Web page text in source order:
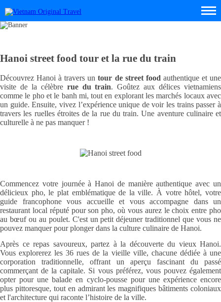
Hanoi street food tour et la rue du train
Découvrez Hanoi à travers untour de street food authentique et une
visite de la célèbre rue du train. Goûtez aux délices vietnamiens
comme le pho et le banh mi, tout en explorant les marchés locaux avec
un guide. Ensuite, vivez l’expérience unique de voir les trains passer à
travers les ruelles étroites de la rue du train. Une aventure culinaire et
culturelle à ne pas manquer !
Commencez votre journée à Hanoi de manière authentique avec un
délicieux pho, le plat emblématique de la ville. À votre hôtel, votre
guide francophone vous accueille et vous accompagne dans un
restaurant local réputé pour son pho, où vous aurez le choix entre pho
au bœuf ou au poulet. C'est un petit déjeuner traditionnel que vous ne
pouvez manquer pour plonger dans la culture culinaire de Hanoi.
Après ce repas savoureux, partez à la découverte du vieux Hanoi.
Vous explorerez les 36 rues de la vieille ville, chacune dédiée à une
corporation traditionnelle, offrant un aperçu fascinant du passé
commerçant de la capitale. Si vous préférez, vous pouvez également
opter pour une balade en cyclo-pousse pour une expérience encore
plus pittoresque, tout en admirant les magnifiques bâtiments coloniaux
et l'architecture qui raconte l’histoire de la ville.